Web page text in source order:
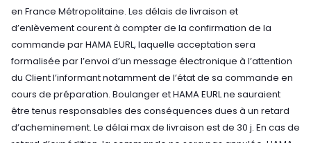
en France Métropolitaine. Les délais de livraison et
d’enlèvement courent à compter de la confirmation de la
commande par HAMA EURL, laquelle acceptation sera
formalisée par l’envoi d’un message électronique à l’attention
du Client l’informant notamment de l’état de sa commande en
cours de préparation. Boulanger et HAMA EURL ne sauraient
être tenus responsables des conséquences dues à un retard
d’acheminement. Le délai max de livraison est de 30 j. En cas de